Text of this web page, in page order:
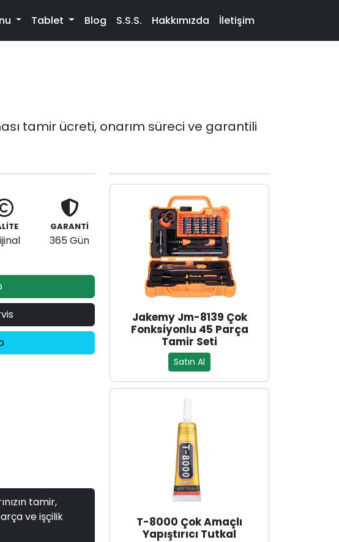
Tablet Blog S.S.S. Hakkımızda İletişim
tamir ücreti, onarım süreci ve garantili
GARANTİ
365 Gün
tamir,
ve işçilik
Jakemy Jm-8139 Çok
Fonksiyonlu 45 Parça
Tamir Seti
Satın Al
T-8000 Çok Amaçlı
Yapıştırıcı Tutkal